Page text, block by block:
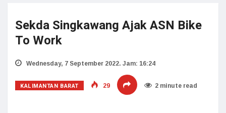
Sekda Singkawang Ajak ASN Bike
To Work
Wednesday, 7 September 2022. Jam: 16:24
KALIMANTAN BARAT 29 2 minute read